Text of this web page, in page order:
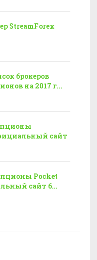
StreamForex
брокеров
на 2017 г...
сайт
Pocket
сайт б...